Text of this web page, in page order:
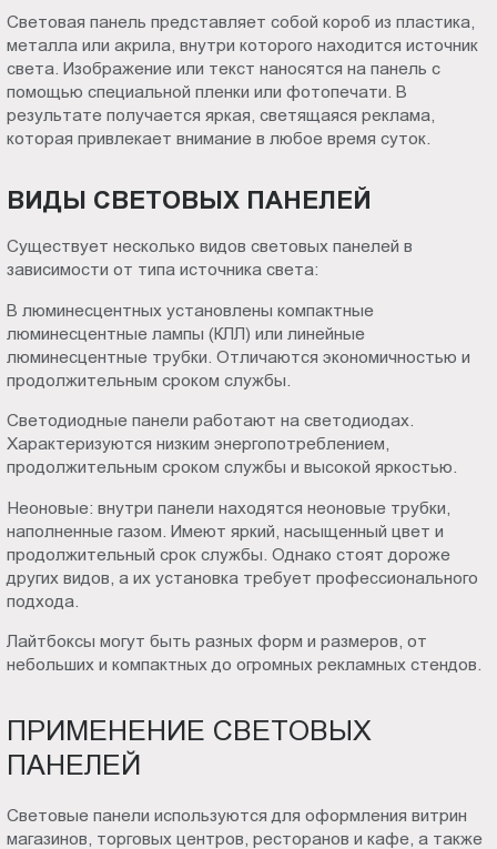
Световая панель представляет собой короб из пластика,
металла или акрила, внутри которого находится источник
света. Изображение или текст наносятся на панель с
помощью специальной пленки или фотопечати. В
результате получается яркая, светящаяся реклама,
которая привлекает внимание в любое время суток.
ВИДЫ СВЕТОВЫХ ПАНЕЛЕЙ
Существует несколько видов световых панелей в
зависимости от типа источника света:
В люминесцентных установлены компактные
люминесцентные лампы (КЛЛ) или линейные
люминесцентные трубки. Отличаются экономичностью и
продолжительным сроком службы.
Светодиодные панели работают на светодиодах.
Характеризуются низким энергопотреблением,
продолжительным сроком службы и высокой яркостью.
Неоновые: внутри панели находятся неоновые трубки,
наполненные газом. Имеют яркий, насыщенный цвет и
продолжительный срок службы. Однако стоят дороже
других видов, а их установка требует профессионального
подхода.
Лайтбоксы могут быть разных форм и размеров, от
небольших и компактных до огромных рекламных стендов.
ПРИМЕНЕНИЕ СВЕТОВЫХ
ПАНЕЛЕЙ
Световые панели используются для оформления витрин
магазинов, торговых центров, ресторанов и кафе, а также
Пт.:
9.00-
18.00
Сб.,
Вс.:
выходной